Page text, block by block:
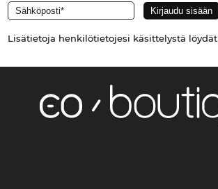
Lisätietoja henkilötietojesi käsittelystä löydät